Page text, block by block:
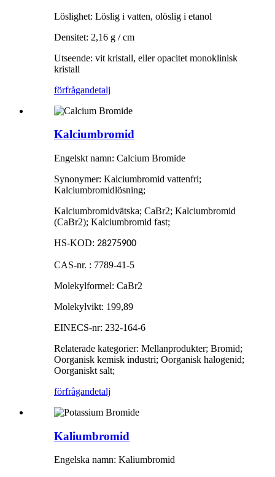
Löslighet: Löslig i vatten, olöslig i etanol
Densitet: 2,16 g / cm
Utseende: vit kristall, eller opacitet monoklinisk
kristall
förfrågandetalj
Kalciumbromid
Engelskt namn: Calcium Bromide
Synonymer: Kalciumbromid vattenfri;
Kalciumbromidlösning;
Kalciumbromidvätska; CaBr2; Kalciumbromid
(CaBr2); Kalciumbromid fast;
HS-KOD: 28275900
CAS-nr. : 7789-41-5
Molekylformel: CaBr2
Molekylvikt: 199,89
EINECS-nr: 232-164-6
Relaterade kategorier: Mellanprodukter; Bromid;
Oorganisk kemisk industri; Oorganisk halogenid;
Oorganiskt salt;
förfrågandetalj
Kaliumbromid
Engelska namn: Kaliumbromid